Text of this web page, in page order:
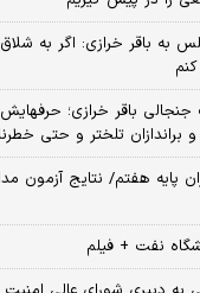
به باقر خرازی: اگر به
باقر خرازی؛
براندازان تلختر و حتی
پایه هفتم/ نتایج آزمون
نفت + فیلم